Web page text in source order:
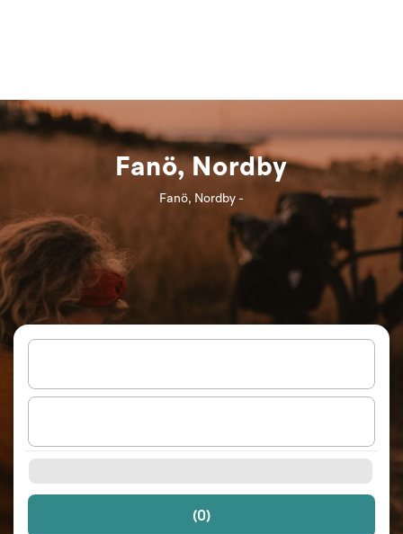
(0)
Fanö, Nordby
Fanö, Nordby -